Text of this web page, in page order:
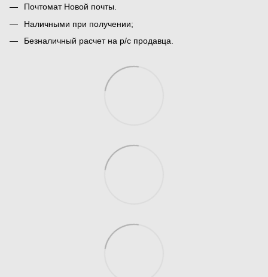
Почтомат Новой почты.
Наличными при получении;
Безналичный расчет на р/с продавца.